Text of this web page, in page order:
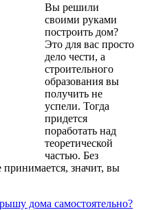
Вы решили
своими руками
построить дом?
Это для вас просто
дело чести, а
строительного
образования вы
получить не
успели. Тогда
придется
поработать над
теоретической
частью. Без
значит, вы
дома самостоятельно?